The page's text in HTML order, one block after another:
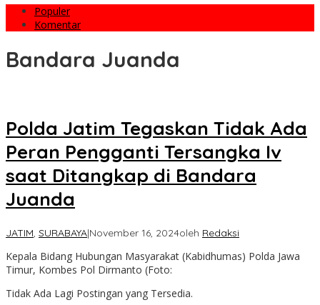
Populer
Komentar
Bandara Juanda
Polda Jatim Tegaskan Tidak Ada
Peran Pengganti Tersangka Iv
saat Ditangkap di Bandara
Juanda
JATIM, SURABAYA|November 16, 2024oleh Redaksi
Kepala Bidang Hubungan Masyarakat (Kabidhumas) Polda Jawa
Timur, Kombes Pol Dirmanto (Foto:
Tidak Ada Lagi Postingan yang Tersedia.